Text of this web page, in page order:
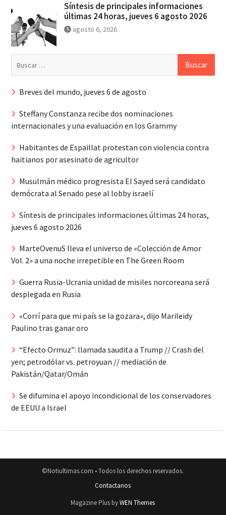
Síntesis de principales informaciones
últimas 24 horas, jueves 6 agosto 2026
agosto 6, 2026
Breves del mundo, jueves 6 de agosto
Steffany Constanza recibe dos nominaciones
internacionales y una evaluación en los Grammy
Habitantes de Espaillat protestan con violencia contra
haitianos por asesinato de agricultor
Musulmán médico progresista El Sayed será candidato
demócrata al Senado pese al lobby israelí
Síntesis de principales informaciones últimas 24 horas,
jueves 6 agosto 2026
MarteOvenuS lleva el universo de «Colección de Amor
Vol. 2» a una noche irrepetible en The Green Room
Guerra Rusia-Ucrania unidad de misiles norcoreana será
desplegada en Rusia
«Corrí para que mi país se la gozara», dijo Marileidy
Paulino tras ganar oro
“Efecto Ormuz”: llamada saudita a Trump // Crash del
yen; petrodólar vs. petroyuan // mediación de
Pakistán/Qatar/Omán
Se difumina el apoyo incondicional de los conservadores
de EEUU a Israel
©Notiultimas.com • Todos los derechos reservados.
Contactanos
Magazine Plus byWEN Themes